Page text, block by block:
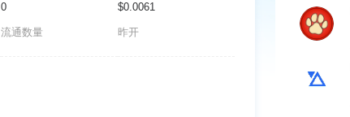
0
流通数量
$0.0061
昨开